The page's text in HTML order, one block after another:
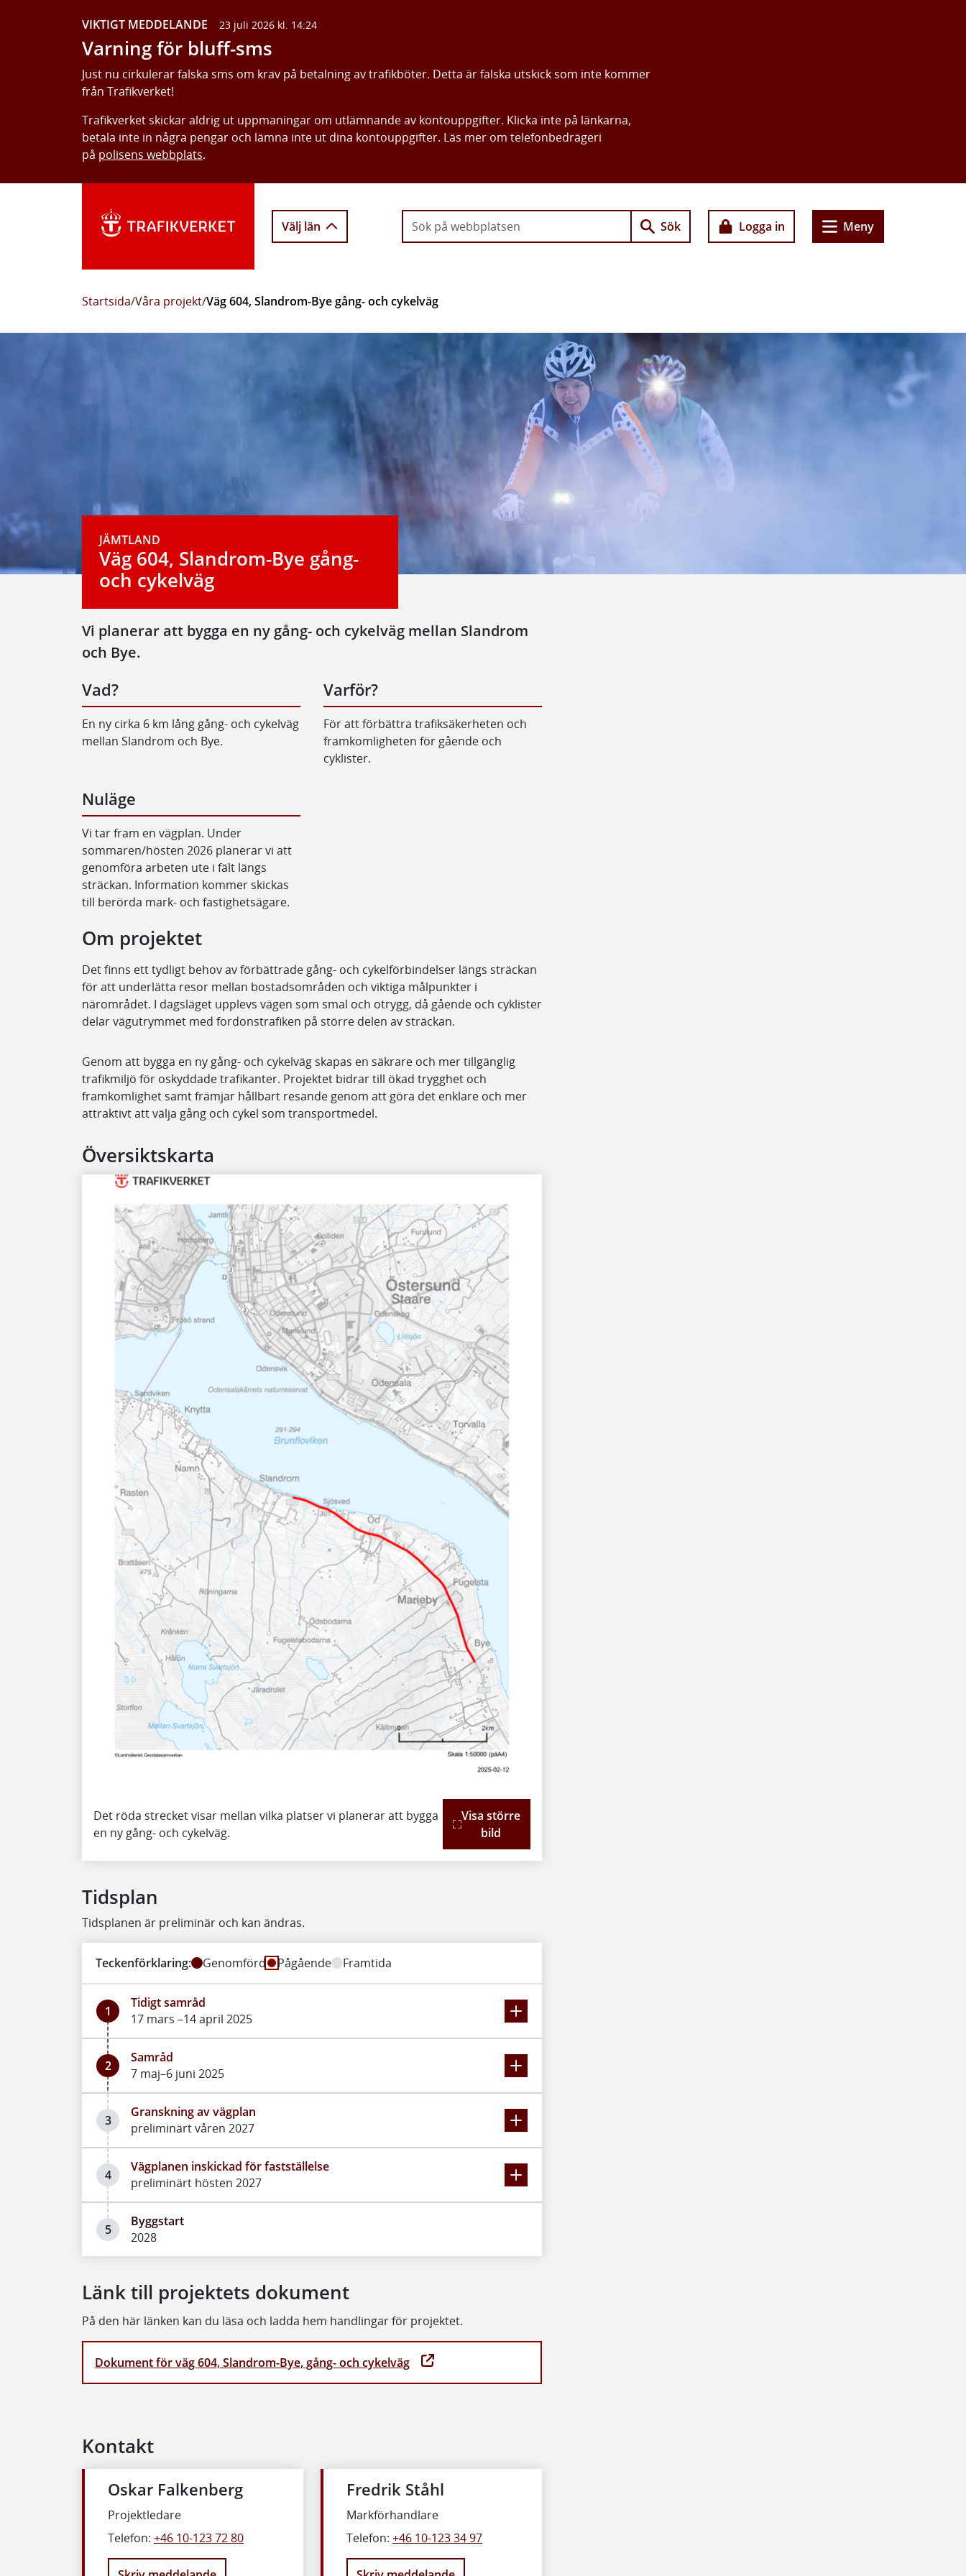
VIKTIGT MEDDELANDE 23 juli 2026 kl. 14:24
Varning för bluff-sms
Just nu cirkulerar falska sms om krav på betalning av trafikböter. Detta är falska utskick som inte kommer
från Trafikverket!
Trafikverket skickar aldrig ut uppmaningar om utlämnande av kontouppgifter. Klicka inte på länkarna,
betala inte in några pengar och lämna inte ut dina kontouppgifter. Läs mer om telefonbedrägeri
på polisens webbplats.
Välj län Sök Logga in Meny
Startsida/Våra projekt/Väg 604, Slandrom-Bye gång- och cykelväg
JÄMTLAND
Väg 604, Slandrom-Bye gång-
och cykelväg
Vi planerar att bygga en ny gång- och cykelväg mellan Slandrom
och Bye.
Vad?
En ny cirka 6 km lång gång- och cykelväg
mellan Slandrom och Bye.
Varför?
För att förbättra trafiksäkerheten och
framkomligheten för gående och
cyklister.
Nuläge
Vi tar fram en vägplan. Under
sommaren/hösten 2026 planerar vi att
genomföra arbeten ute i fält längs
sträckan. Information kommer skickas
till berörda mark- och fastighetsägare.
Om projektet
Det finns ett tydligt behov av förbättrade gång- och cykelförbindelser längs sträckan
för att underlätta resor mellan bostadsområden och viktiga målpunkter i
närområdet. I dagsläget upplevs vägen som smal och otrygg, då gående och cyklister
delar vägutrymmet med fordonstrafiken på större delen av sträckan.
Genom att bygga en ny gång- och cykelväg skapas en säkrare och mer tillgänglig
trafikmiljö för oskyddade trafikanter. Projektet bidrar till ökad trygghet och
framkomlighet samt främjar hållbart resande genom att göra det enklare och mer
attraktivt att välja gång och cykel som transportmedel.
Översiktskarta
Det röda strecket visar mellan vilka platser vi planerar att bygga
en ny gång- och cykelväg.
Visa större
bild
Tidsplan
Tidsplanen är preliminär och kan ändras.
Teckenförklaring: Genomförd Pågående Framtida
1
Tidigt samråd
17 mars –14 april 2025
2
Samråd
7 maj–6 juni 2025
3
Granskning av vägplan
preliminärt våren 2027
4
Vägplanen inskickad för fastställelse
preliminärt hösten 2027
5
Byggstart
2028
Länk till projektets dokument
På den här länken kan du läsa och ladda hem handlingar för projektet.
Dokument för väg 604, Slandrom-Bye, gång- och cykelväg
Kontakt
Oskar Falkenberg
Projektledare
Telefon: +46 10-123 72 80
Fredrik Ståhl
Markförhandlare
Telefon: +46 10-123 34 97